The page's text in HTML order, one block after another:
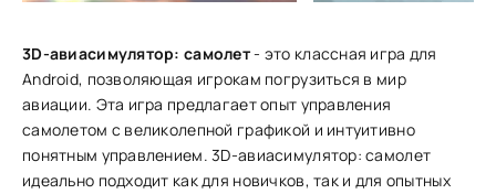
3D-авиасимулятор: самолет- это классная игра для
Android, позволяющая игрокам погрузиться в мир
авиации. Эта игра предлагает опыт управления
самолетом с великолепной графикой и интуитивно
понятным управлением. 3D-авиасимулятор: самолет
идеально подходит как для новичков, так и для опытных